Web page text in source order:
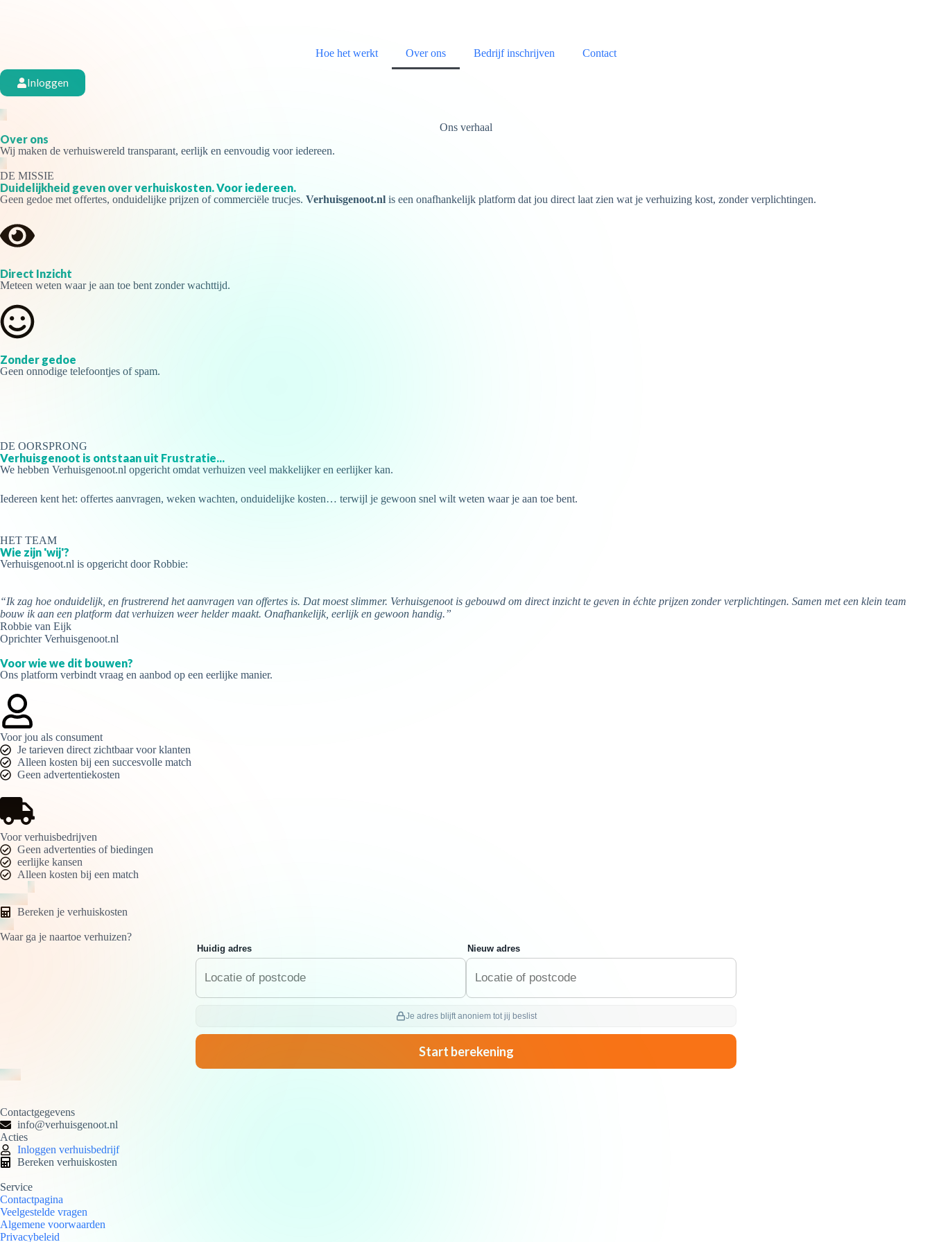
Hoe het werkt Over ons Bedrijf inschrijven Contact
Inloggen
Ons verhaal
Over ons
Wij maken de verhuiswereld transparant, eerlijk en eenvoudig voor iedereen.
DE MISSIE
Duidelijkheid geven oververhuiskosten.Voor iedereen.
Geen gedoe met offertes, onduidelijke prijzen of commerciële trucjes. Verhuisgenoot.nl is een onafhankelijk platform dat jou direct laat zien wat je verhuizing kost, zonder verplichtingen.
Direct Inzicht
Meteen weten waar je aan toe bent zonder wachttijd.
Zonder gedoe
Geen onnodige telefoontjes of spam.
DE OORSPRONG
Verhuisgenoot is ontstaan uit Frustratie...
We hebben Verhuisgenoot.nl opgericht omdat verhuizen veel makkelijker en eerlijker kan.
Iedereen kent het: offertes aanvragen, weken wachten, onduidelijke kosten… terwijl je gewoon snel wilt weten waar je aan toe bent.
HET TEAM
Wie zijn 'wij'?
Verhuisgenoot.nl is opgericht door Robbie:
“Ik zag hoe onduidelijk, en frustrerend het aanvragen van offertes is. Dat moest slimmer. Verhuisgenoot is gebouwd om direct inzicht te geven in échte prijzen zonder verplichtingen. Samen met een klein team
bouw ik aan een platform dat verhuizen weer helder maakt. Onafhankelijk, eerlijk en gewoon handig.”
Robbie van Eijk
Oprichter Verhuisgenoot.nl
Voor wie we dit bouwen?
Ons platform verbindt vraag en aanbod op een eerlijke manier.
Voor jou als consument
Je tarieven direct zichtbaar voor klanten
Alleen kosten bij een succesvolle match
Geen advertentiekosten
Voor verhuisbedrijven
Geen advertenties of biedingen
eerlijke kansen
Alleen kosten bij een match
Bereken je verhuiskosten
Waar ga je naartoe verhuizen?
Huidig adres Nieuw adres
Je adres blijft anoniem tot jij beslist
Start berekening
Contactgegevens
info@verhuisgenoot.nl
Acties
Inloggen verhuisbedrijf
Bereken verhuiskosten
Service
Contactpagina
Veelgestelde vragen
Algemene voorwaarden
Privacybeleid